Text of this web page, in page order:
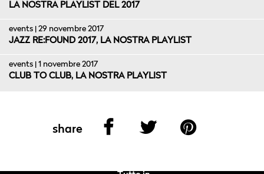
LA NOSTRA PLAYLIST DEL 2017
events | 29 novembre 2017
JAZZ RE:FOUND 2017, LA NOSTRA PLAYLIST
events | 1 novembre 2017
CLUB TO CLUB, LA NOSTRA PLAYLIST
share